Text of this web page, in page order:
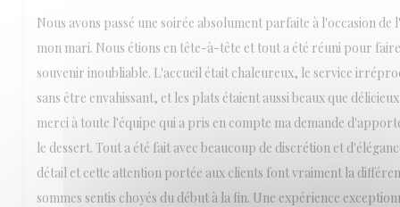
Nous avons passé une soirée absolument parfaite à l'occasion de
mon mari. Nous étions en tête-à-tête et tout a été réuni pour
souvenir inoubliable. L'accueil était chaleureux, le service
sans être envahissant, et les plats étaient aussi beaux que
merci à toute l'équipe qui a pris en compte ma demande
le dessert. Tout a été fait avec beaucoup de discrétion et
détail et cette attention portée aux clients font vraiment la
sommes sentis choyés du début à la fin. Une expérience